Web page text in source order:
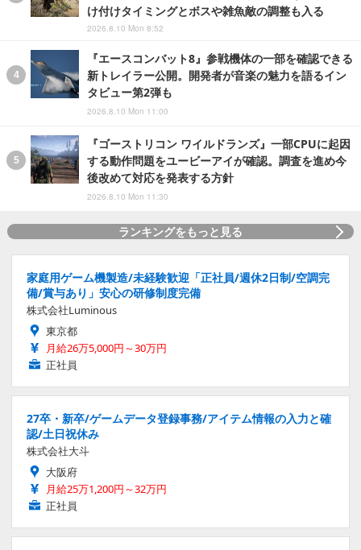
け付けタイミングとボスや雑魚敵の調整も入る
2026.8.10 Mon 8:52
『エースコンバット8』参戦機体の一部を確認できる
新トレイラー公開。開発者が音楽の魅力を語るイン
タビュー第2弾も
2026.8.10 Mon 11:00
『ゴーストリコン ワイルドランズ』一部CPUに起因
する動作問題をユービーアイが確認。調査を進め今
後改めて対応を発表する方針
2026.8.10 Mon 11:30
ランキングをもっと見る
家庭用ゲーム機製造/未経験歓迎「正社員/週休2日制/空調完
備/賞与あり」安心の研修制度完備
株式会社Luminous
東京都
月給26万5,000円～30万円
正社員
27卒・新卒/ゲームデータ登録事務/アイテム情報の入力と確
認/土日祝休み
株式会社大斗
大阪府
月給25万1,200円～32万円
正社員